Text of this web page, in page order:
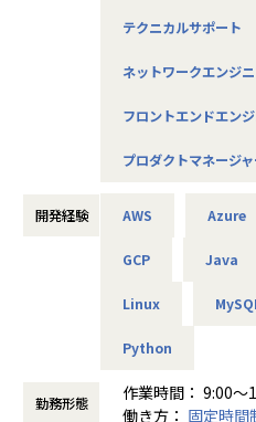
■この仕事で得られるもの
自分の高めたい技術、スキルに
もし、何かに躓いたときや不安
私たちはあなたがやりたくない
まずはやってみたいと思える案
や得意不得意を一緒に明確化しま
・英語スキル（日常会話レベル
ールドでご活躍いただけます。
をお任せします ・MicroSoft
・大手ITサービス企業でのセキ
持管理業務をお任せします
・PythonやDjangoをメインに使
・ネットワーク、サーバー構築
テクニカルサポート
ネットワークエンジ
フロントエンドエン
プロダクトマネージ
開発経験 AWS Azure
GCP Java
Linux
Python
勤務形態
作業時間： 9:00～
働き方： 固定時間